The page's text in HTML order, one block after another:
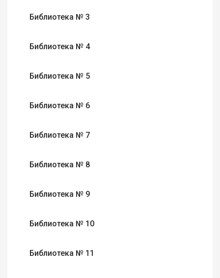
Библиотека № 3
Библиотека № 4
Библиотека № 5
Библиотека № 6
Библиотека № 7
Библиотека № 8
Библиотека № 9
Библиотека № 10
Библиотека № 11